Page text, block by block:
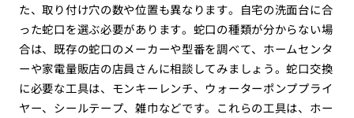
た、取り付け穴の数や位置も異なります。自宅の洗面台に合
った蛇口を選ぶ必要があります。蛇口の種類が分からない場
合は、既存の蛇口のメーカーや型番を調べて、ホームセンタ
ーや家電量販店の店員さんに相談してみましょう。蛇口交換
に必要な工具は、モンキーレンチ、ウォーターポンププライ
ヤー、シールテープ、雑巾などです。これらの工具は、ホー